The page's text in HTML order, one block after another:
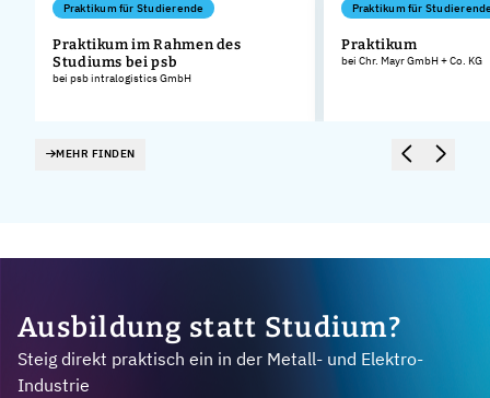
Praktikum für Studierende
Praktikum im Rahmen des
Studiums bei psb
bei psb intralogistics GmbH
Praktikum für
Praktikum
bei Chr. Mayr GmbH + Co. KG
MEHR FINDEN
Ausbildung statt Studium?
Steig direkt praktisch ein in der Metall- und Elektro-
Industrie